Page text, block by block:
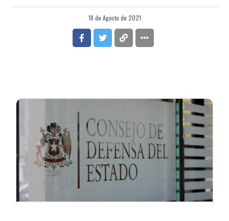
18 de Agosto de 2021